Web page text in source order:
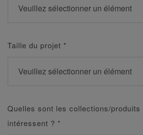
Taille du projet *
Quelles sont les collections/produits
intéressent ? *